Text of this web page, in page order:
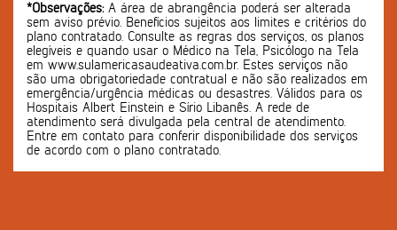
*Observações:A área de abrangência poderá ser alterada
sem aviso prévio. Benefícios sujeitos aos limites e critérios do
plano contratado. Consulte as regras dos serviços, os planos
elegíveis e quando usar o Médico na Tela, Psicólogo na Tela
em www.sulamericasaudeativa.com.br. Estes serviços não
são uma obrigatoriedade contratual e não são realizados em
emergência/urgência médicas ou desastres. Válidos para os
Hospitais Albert Einstein e Sírio Libanês. A rede de
atendimento será divulgada pela central de atendimento.
Entre em contato para conferir disponibilidade dos serviços
de acordo com o plano contratado.